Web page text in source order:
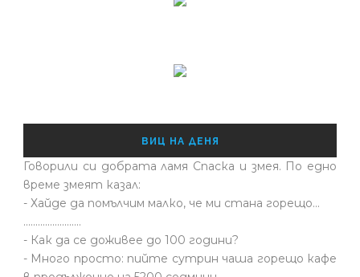
ВИЦ НА ДЕНЯ
Говорили си добрата ламя Спаска и змея. По едно
време змеят казал:
- Хайде да помълчим малко, че ми стана горещо...
........................
- Как да се доживее до 100 години?
- Много просто: пийте сутрин чаша горещо кафе